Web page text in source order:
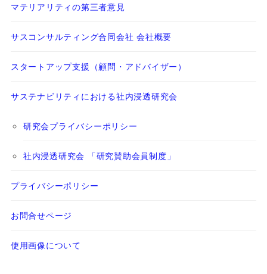
マテリアリティの第三者意見
サスコンサルティング合同会社 会社概要
スタートアップ支援（顧問・アドバイザー）
サステナビリティにおける社内浸透研究会
研究会プライバシーポリシー
社内浸透研究会 「研究賛助会員制度」
プライバシーポリシー
お問合せページ
使用画像について